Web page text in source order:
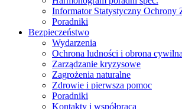
Informator Statystyczny Ochrony
Poradniki
Bezpieczeństwo
Wydarzenia
Ochrona ludności i obrona cywilna
Zarządzanie kryzysowe
Zagrożenia naturalne
Zdrowie i pierwsza pomoc
Poradniki
Kontakty i współpraca